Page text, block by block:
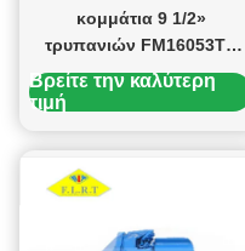
κομμάτια 9 1/2»
τρυπανιών FM16053TU
PDC 16mm κύριο μέγεθος
κοπτών για τη διάτρηση
Βρείτε την καλύτερη
τιμή